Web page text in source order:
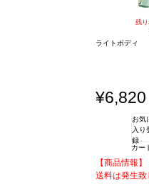
残
ライトボディ
¥6,820
お気
入り
録
カー
【商品情報
送料は発生